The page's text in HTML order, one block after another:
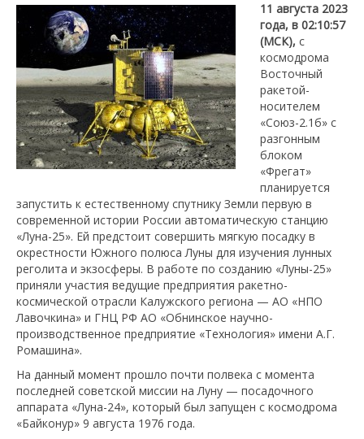
11 августа 2023
года, в 02:10:57
(МСК), с
космодрома
Восточный
ракетой-
носителем
«Союз-2.1б» с
разгонным
блоком
«Фрегат»
планируется
запустить к естественному спутнику Земли первую в
современной истории России автоматическую станцию
«Луна-25». Ей предстоит совершить мягкую посадку в
окрестности Южного полюса Луны для изучения лунных
реголита и экзосферы. В работе по созданию «Луны-25»
приняли участия ведущие предприятия ракетно-
космической отрасли Калужского региона — АО «НПО
Лавочкина» и ГНЦ РФ АО «Обнинское научно-
производственное предприятие «Технология» имени А.Г.
Ромашина».
На данный момент прошло почти полвека с момента
последней советской миссии на Луну — посадочного
аппарата «Луна-24», который был запущен с космодрома
«Байконур» 9 августа 1976 года.